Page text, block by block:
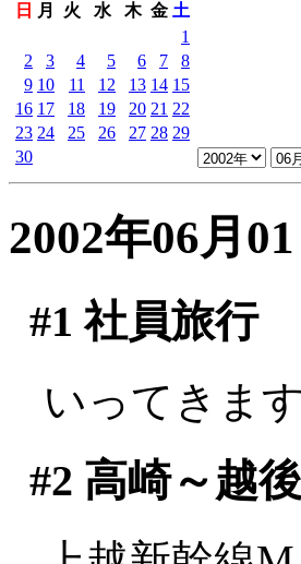
日
月 火 水 木 金 土
1
2
3 4 5 6 7
8
9 10 11 12 13 14 15
16 17 18 19 20 21 22
23 24 25 26 27 28 29
30
2002年06月
#1 社員旅行
いってきま
#2 高崎～越